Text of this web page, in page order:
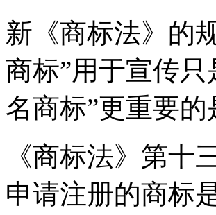
新《商标法》的
商标”用于宣传
名商标”更重要
《商标法》第十
申请注册的商标